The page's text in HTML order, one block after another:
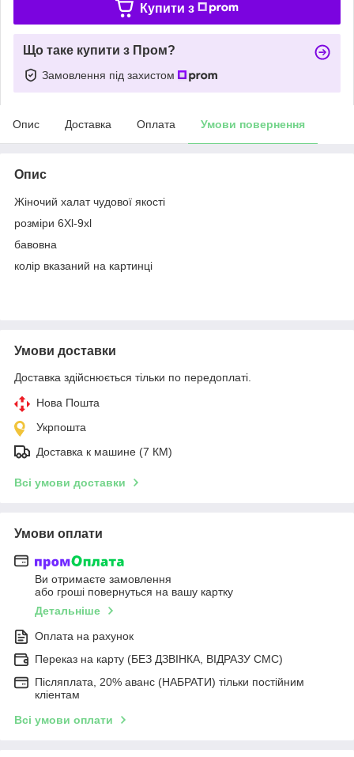
Купити з
Що таке купити з Пром?
Замовлення під захистом
Опис Доставка Оплата Умови повернення
Опис
Жіночий халат чудової якості
розміри 6Xl-9xl
бавовна
колір вказаний на картинці
Умови доставки
Доставка здійснюється тільки по передоплаті.
Нова Пошта
Укрпошта
Доставка к машине (7 КМ)
Всі умови доставки
Умови оплати
Ви отримаєте замовлення
або гроші повернуться на вашу картку
Детальніше
Оплата на рахунок
Переказ на карту (БЕЗ ДЗВІНКА, ВІДРАЗУ СМС)
Післяплата, 20% аванс (НАБРАТИ) тільки постійним
кліентам
Всі умови оплати